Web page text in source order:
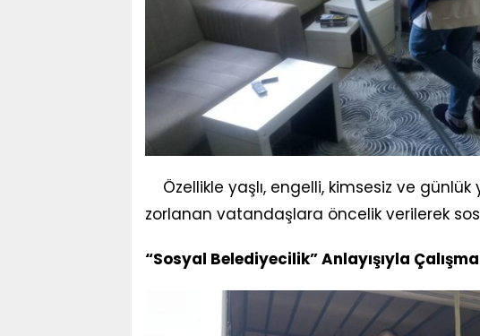
Özellikle yaşlı, engelli, kimsesiz ve günlük
zorlanan vatandaşlara öncelik verilerek
“Sosyal Belediyecilik” Anlayışıyla